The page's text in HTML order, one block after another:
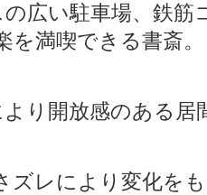
広い駐車場、鉄筋
を満喫できる書斎。
り開放感のある居
ズレにより変化を